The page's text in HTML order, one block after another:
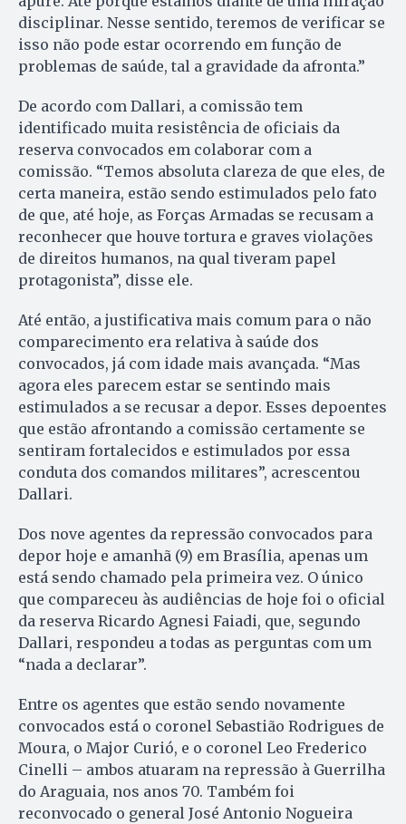
disciplinar. Nesse sentido, teremos de verificar se
isso não pode estar ocorrendo em função de
problemas de saúde, tal a gravidade da afronta.”
De acordo com Dallari, a comissão tem
identificado muita resistência de oficiais da
reserva convocados em colaborar com a
comissão. “Temos absoluta clareza de que eles, de
certa maneira, estão sendo estimulados pelo fato
de que, até hoje, as Forças Armadas se recusam a
reconhecer que houve tortura e graves violações
de direitos humanos, na qual tiveram papel
protagonista”, disse ele.
Até então, a justificativa mais comum para o não
comparecimento era relativa à saúde dos
convocados, já com idade mais avançada. “Mas
agora eles parecem estar se sentindo mais
estimulados a se recusar a depor. Esses depoentes
que estão afrontando a comissão certamente se
sentiram fortalecidos e estimulados por essa
conduta dos comandos militares”, acrescentou
Dallari.
Dos nove agentes da repressão convocados para
depor hoje e amanhã (9) em Brasília, apenas um
está sendo chamado pela primeira vez. O único
que compareceu às audiências de hoje foi o oficial
da reserva Ricardo Agnesi Faiadi, que, segundo
Dallari, respondeu a todas as perguntas com um
“nada a declarar”.
Entre os agentes que estão sendo novamente
convocados está o coronel Sebastião Rodrigues de
Moura, o Major Curió, e o coronel Leo Frederico
Cinelli – ambos atuaram na repressão à Guerrilha
do Araguaia, nos anos 70. Também foi
reconvocado o general José Antonio Nogueira